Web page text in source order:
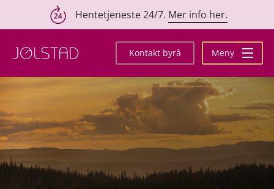
innhold
Hentetjeneste 24/7. Mer info her.
Kontakt byrå Meny